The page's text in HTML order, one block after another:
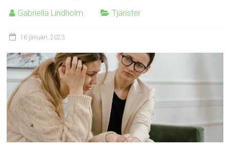
Gabriella Lindholm Tjänster
16 januari, 2023